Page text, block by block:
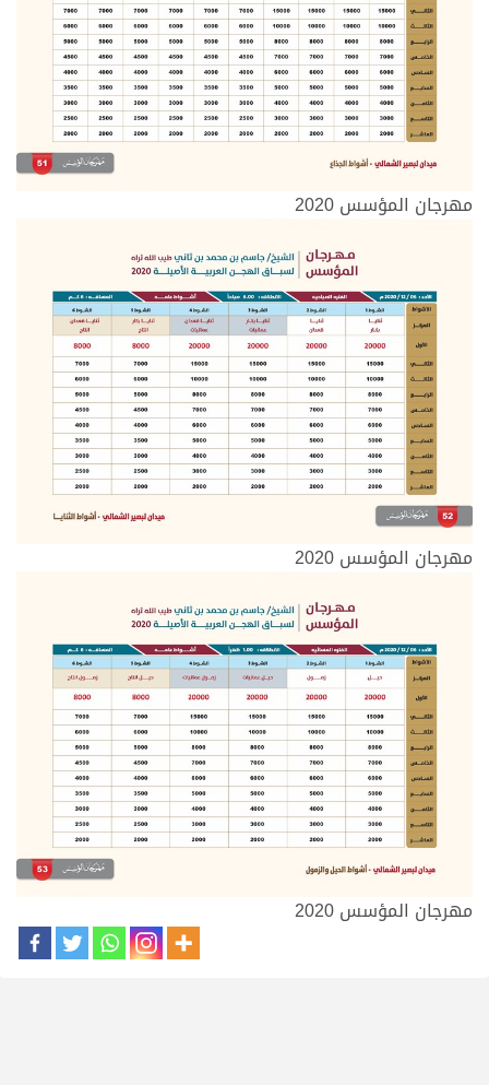
مهرجان المؤسس 2020
مهرجان المؤسس 2020
مهرجان المؤسس 2020